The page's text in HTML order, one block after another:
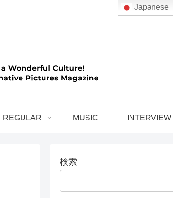
REGULAR MUSIC INTERVIEW
検索
Japanese